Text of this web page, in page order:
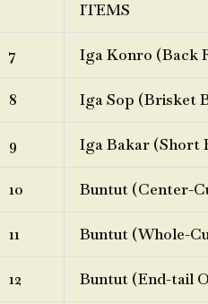
ITEMS
7 Iga Konro (Back
8 Iga Sop (Brisket
9 Iga Bakar (Short
10 Buntut (Center-
11 Buntut (Whole-
12 Buntut (End-tail